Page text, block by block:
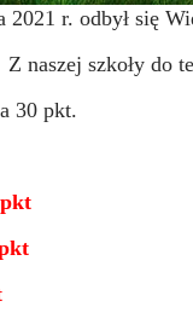
2021 r. odbył się
Z naszej szkoły do
30 pkt.